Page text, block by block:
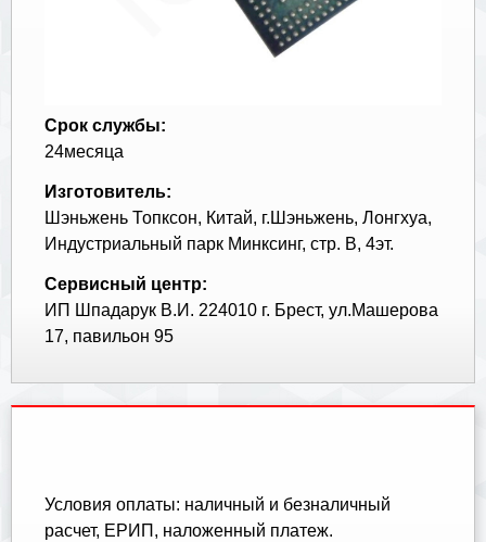
Срок службы:
24месяца
Изготовитель:
Шэньжень Топксон, Китай, г.Шэньжень, Лонгхуа,
Индустриальный парк Минксинг, стр. В, 4эт.
Сервисный центр:
ИП Шпадарук В.И. 224010 г. Брест, ул.Машерова
17, павильон 95
Условия оплаты: наличный и безналичный
расчет, ЕРИП, наложенный платеж.